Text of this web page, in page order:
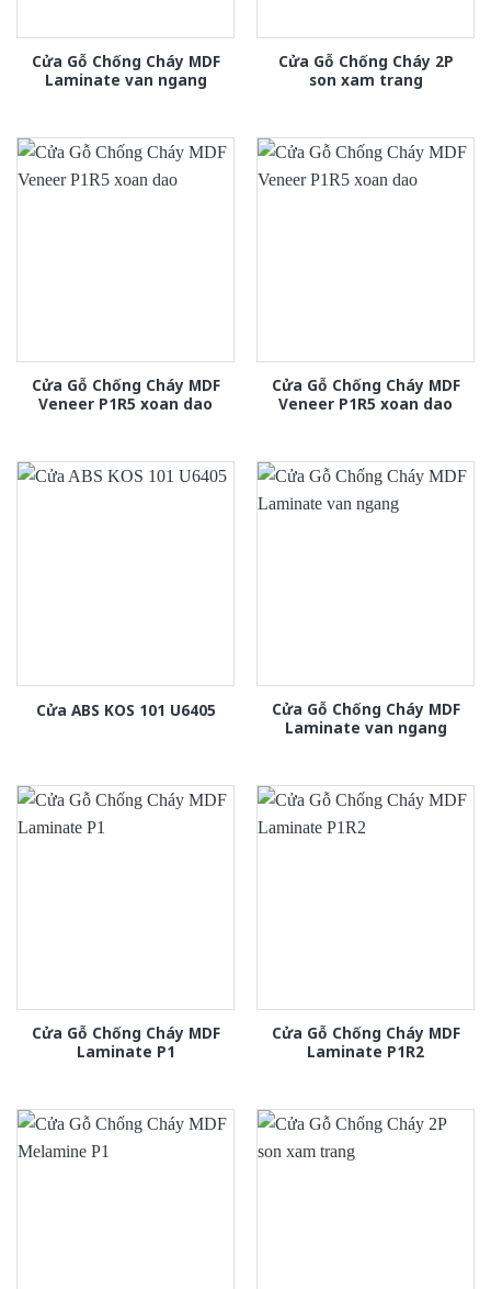
Cửa Gỗ Chống Cháy MDF
Laminate van ngang
Cửa Gỗ Chống Cháy 2P
son xam trang
Cửa Gỗ Chống Cháy MDF
Veneer P1R5 xoan dao
Cửa Gỗ Chống Cháy MDF
Veneer P1R5 xoan dao
Cửa ABS KOS 101 U6405
Cửa Gỗ Chống Cháy MDF
Laminate van ngang
Cửa Gỗ Chống Cháy MDF
Laminate P1
Cửa Gỗ Chống Cháy MDF
Laminate P1R2